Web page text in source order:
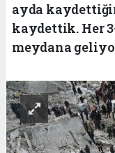
ayda
kaydettik. Her
meydana